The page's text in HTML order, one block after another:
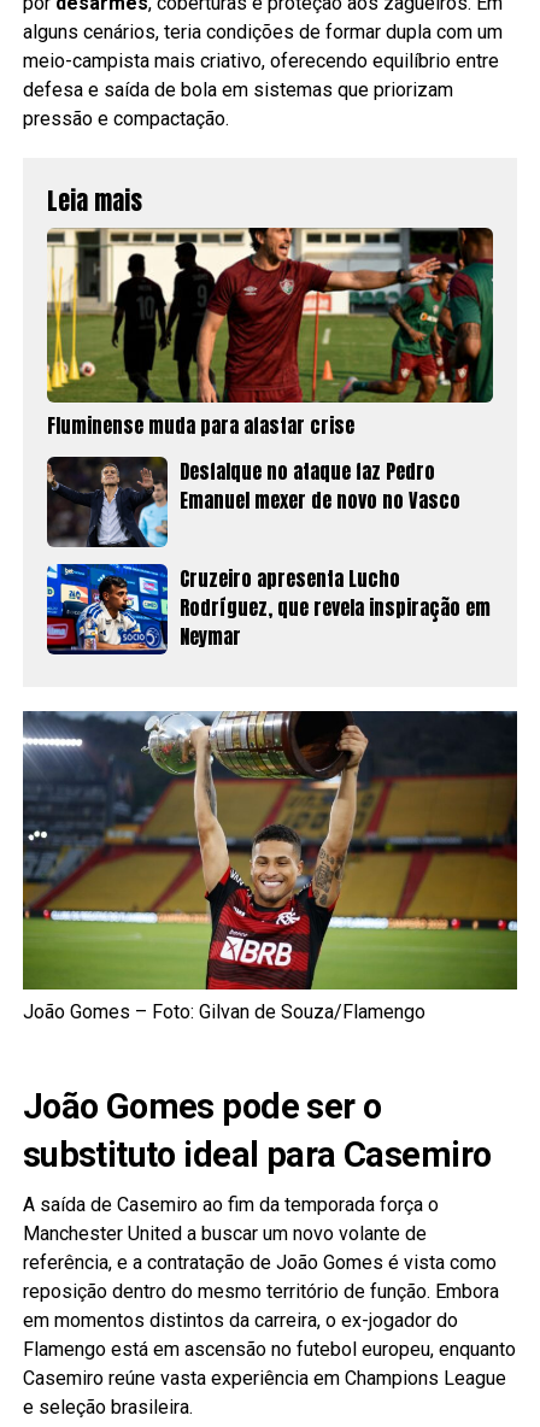
alguns cenários, teria condições de formar dupla com um
meio-campista mais criativo, oferecendo equilíbrio entre
defesa e saída de bola em sistemas que priorizam
pressão e compactação.
Leia mais
Fluminense muda para afastar crise
Desfalque no ataque faz Pedro
Emanuel mexer de novo no Vasco
Cruzeiro apresenta Lucho
Rodríguez, que revela inspiração em
Neymar
João Gomes – Foto: Gilvan de Souza/Flamengo
João Gomes pode ser o
substituto ideal para Casemiro
A saída de Casemiro ao fim da temporada força o
Manchester United a buscar um novo volante de
referência, e a contratação de João Gomes é vista como
reposição dentro do mesmo território de função. Embora
em momentos distintos da carreira, o ex-jogador do
Flamengo está em ascensão no futebol europeu, enquanto
Casemiro reúne vasta experiência em Champions League
e seleção brasileira.